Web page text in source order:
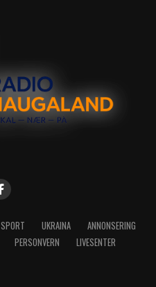
SPORT UKRAINA
ANNONSERING
PERSONVERN LIVESENTER